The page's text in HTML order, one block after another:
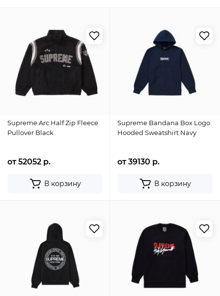
Supreme Arc Half Zip Fleece
Pullover Black
от 52052 р.
В корзину
Supreme Bandana Box Logo
Hooded Sweatshirt Navy
от 39130 р.
В корзину